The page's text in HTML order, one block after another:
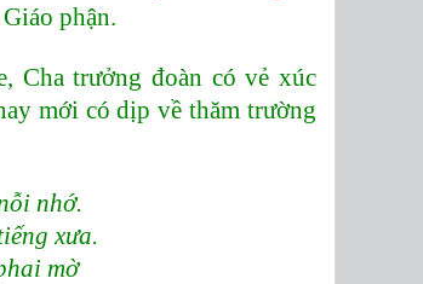
phận.
Cha trưởng đoàn có vẻ xúc
mới có dịp về thăm trường
nhớ.
xưa.
mờ